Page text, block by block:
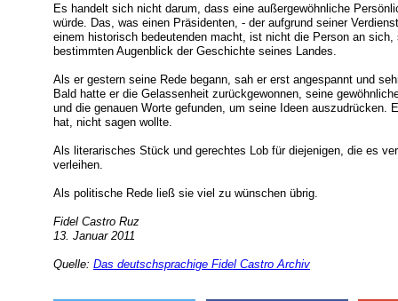
Es handelt sich nicht darum, dass eine außergewöhnliche
würde. Das, was einen Präsidenten, - der aufgrund seiner
einem historisch bedeutenden macht, ist nicht die Person an
bestimmten Augenblick der Geschichte seines Landes.
Als er gestern seine Rede begann, sah er erst angespannt und
Bald hatte er die Gelassenheit zurückgewonnen, seine
und die genauen Worte gefunden, um seine Ideen
hat, nicht sagen wollte.
Als literarisches Stück und gerechtes Lob für diejenigen, die es
verleihen.
Als politische Rede ließ sie viel zu wünschen übrig.
Fidel Castro Ruz
13. Januar 2011
Quelle: Das deutschsprachige Fidel Castro Archiv